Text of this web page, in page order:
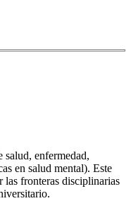
salud, enfermedad,
en salud mental). Este
las fronteras disciplinarias